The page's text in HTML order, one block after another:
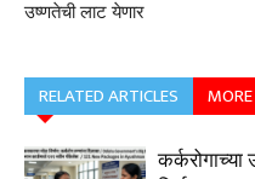
उष्णतेची लाट येणार
RELATED ARTICLES
कर्करोगाच्या